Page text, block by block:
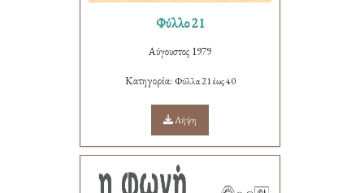
Φύλλο 21
Αύγουστος 1979
Κατηγορία: Φύλλα 21 έως 40
Λήψη